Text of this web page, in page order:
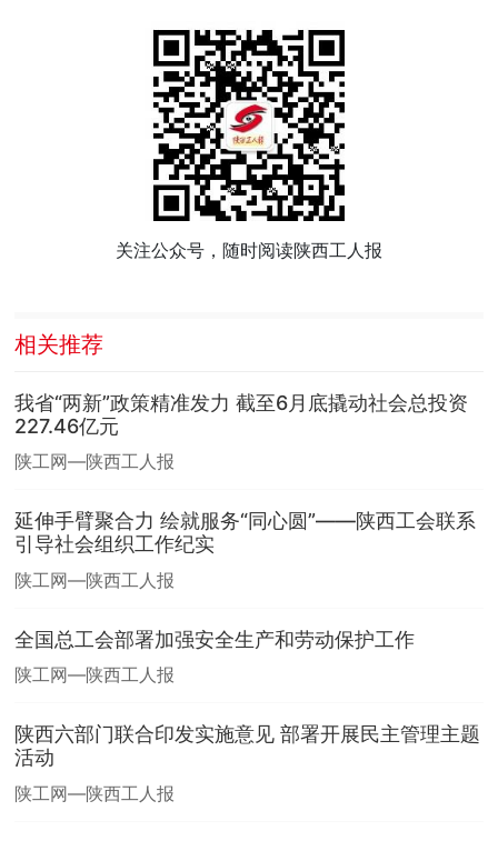
关注公众号，随时阅读陕西工人报
相关推荐
我省“两新”政策精准发力 截至6月底撬动社会总投资
227.46亿元
陕工网—陕西工人报
延伸手臂聚合力 绘就服务“同心圆”——陕西工会联系
引导社会组织工作纪实
陕工网—陕西工人报
全国总工会部署加强安全生产和劳动保护工作
陕工网—陕西工人报
陕西六部门联合印发实施意见 部署开展民主管理主题
活动
陕工网—陕西工人报